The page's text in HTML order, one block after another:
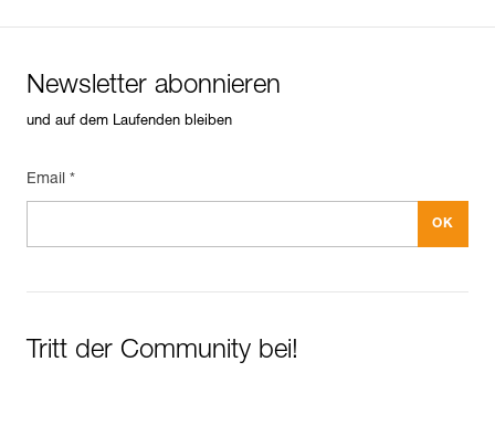
Newsletter abonnieren
und auf dem Laufenden bleiben
Email *
Tritt der Community bei!